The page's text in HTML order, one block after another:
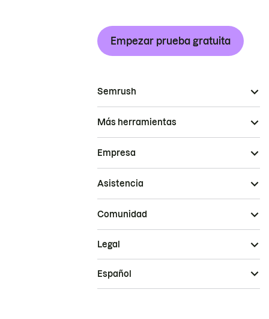
Empezar prueba gratuita
Semrush
Más herramientas
Empresa
Asistencia
Comunidad
Legal
Español